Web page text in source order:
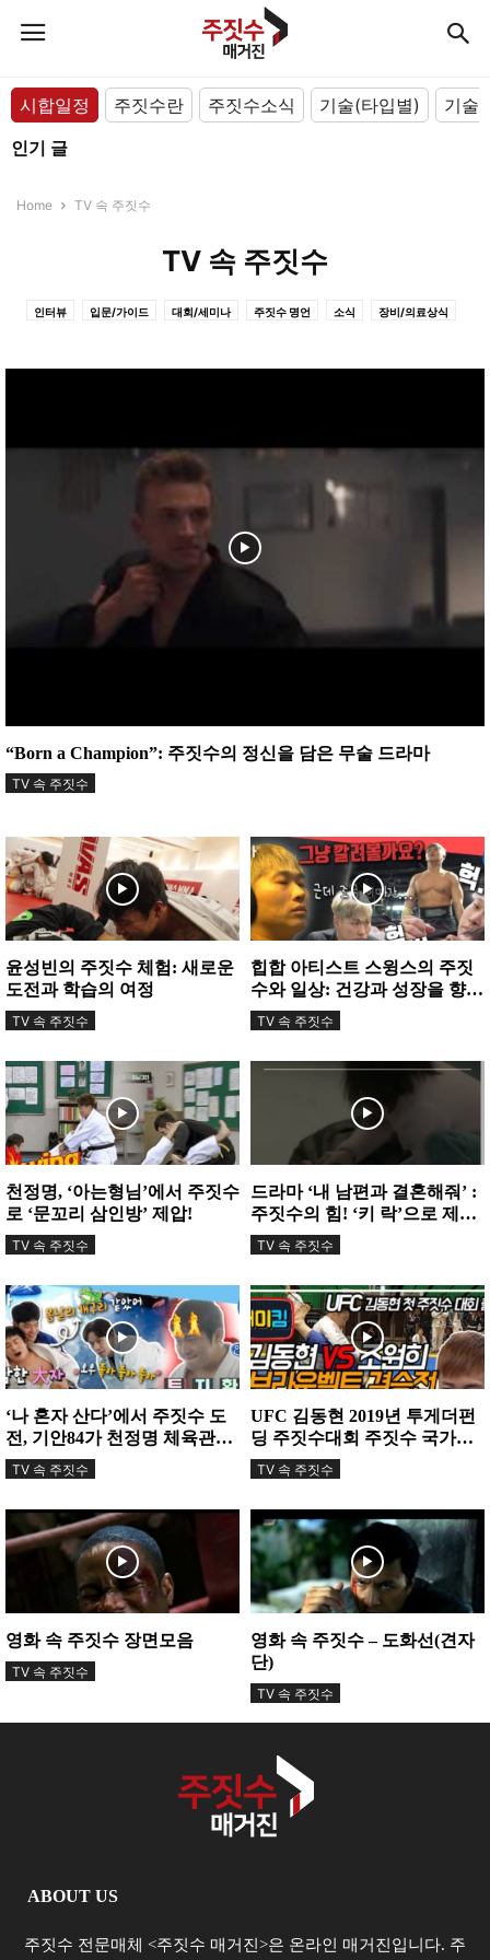
시합일정 주짓수란 주짓수소식 기술(타입별)
기술
인기 글
Home TV 속 주짓수
TV 속 주짓수
인터뷰 입문/가이드 대회/세미나 주짓수 명언 소식 장비/의료상식
주짓수란
“Born a Champion”: 주짓수의 정신을 담은 무술 드라마
TV 속 주짓수
윤성빈의 주짓수 체험: 새로운
도전과 학습의 여정
TV 속 주짓수
힙합 아티스트 스윙스의 주짓
수와 일상: 건강과 성장을 향한
여정
TV 속 주짓수
천정명, ‘아는형님’에서 주짓수
로 ‘문꼬리 삼인방’ 제압!
TV 속 주짓수
드라마 ‘내 남편과 결혼해줘’ :
주짓수의 힘! ‘키 락’으로 제압
하다
TV 속 주짓수
‘나 혼자 산다’에서 주짓수 도
전, 기안84가 천정명 체육관에
서 땀을 흘렸다
TV 속 주짓수
UFC 김동현 2019년 투게더펀
딩 주짓수대회 주짓수 국가대
표 조원희 선수와의 본인 주짓
수...
TV 속 주짓수
영화 속 주짓수 장면모음
TV 속 주짓수
영화 속 주짓수 – 도화선(견자
단)
TV 속 주짓수
ABOUT US
주짓수 전문매체 <주짓수 매거진>은 온라인 매거진입니다. 주